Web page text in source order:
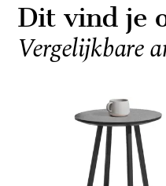
Dit vind je
Vergelijkbare